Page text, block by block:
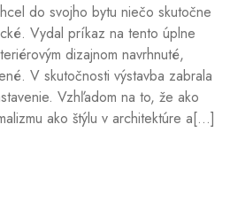
do svojho bytu niečo skutočne
Vydal príkaz na tento úplne
dizajnom navrhnuté,
V skutočnosti výstavba zabrala
Vzhľadom na to, že ako
ako štýlu v architektúre a[...]